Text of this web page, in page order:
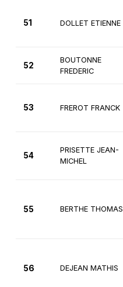
51 DOLLET ETIENNE
52
BOUTONNE
FREDERIC
53 FREROT FRANCK
54
PRISETTE JEAN-
MICHEL
55 BERTHE THOMAS
56 DEJEAN MATHIS